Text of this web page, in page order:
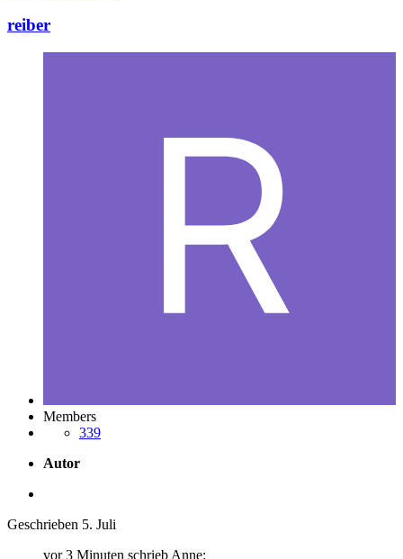
reiber
Members
339
Autor
Geschrieben 5. Juli
vor 3 Minuten schrieb Anne: